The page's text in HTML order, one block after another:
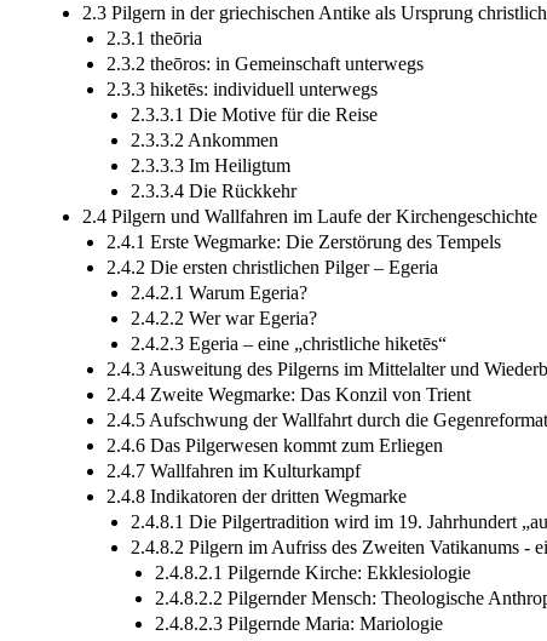
2.3 Pilgern in der griechischen Antike als Ursprung
2.3.1 theōria
2.3.2 theōros: in Gemeinschaft unterwegs
2.3.3 hiketēs: individuell unterwegs
2.3.3.1 Die Motive für die Reise
2.3.3.2 Ankommen
2.3.3.3 Im Heiligtum
2.3.3.4 Die Rückkehr
2.4 Pilgern und Wallfahren im Laufe der Kirchengeschichte
2.4.1 Erste Wegmarke: Die Zerstörung des Tempels
2.4.2 Die ersten christlichen Pilger – Egeria
2.4.2.1 Warum Egeria?
2.4.2.2 Wer war Egeria?
2.4.2.3 Egeria – eine „christliche hiketēs“
2.4.3 Ausweitung des Pilgerns im Mittelalter und
2.4.4 Zweite Wegmarke: Das Konzil von Trient
2.4.5 Aufschwung der Wallfahrt durch die
2.4.6 Das Pilgerwesen kommt zum Erliegen
2.4.7 Wallfahren im Kulturkampf
2.4.8 Indikatoren der dritten Wegmarke
2.4.8.1 Die Pilgertradition wird im 19. Jahrhundert
2.4.8.2 Pilgern im Aufriss des Zweiten Vatikanums -
2.4.8.2.1 Pilgernde Kirche: Ekklesiologie
2.4.8.2.2 Pilgernder Mensch: Theologische
2.4.8.2.3 Pilgernde Maria: Mariologie